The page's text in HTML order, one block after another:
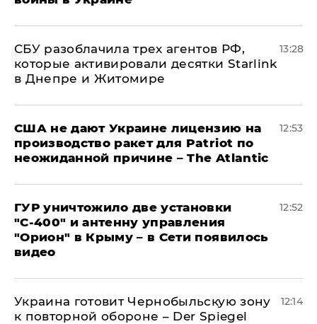
СБУ разоблачила трех агентов РФ,
которые активировали десятки Starlink
в Днепре и Житомире
13:28
США не дают Украине лицензию на
производство ракет для Patriot по
неожиданной причине – The Atlantic
12:53
ГУР уничтожило две установки
"С‑400" и антенну управления
"Орион" в Крыму – в Сети появилось
видео
12:52
Украина готовит Чернобыльскую зону
к повторной обороне – Der Spiegel
12:14